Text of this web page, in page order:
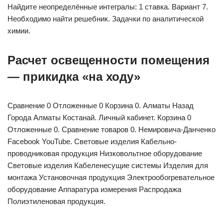
Найдите неопределённые интегралы: 1 ставка. Вариант 7.
Необходимо найти решебник. Задачки по аналитической
химии.
Расчет освещенности помещения
— прикидка «на ходу»
Сравнение 0 Отложенные 0 Корзина 0. Алматы Назад
Города Алматы Костанай. Личный кабинет. Корзина 0
Отложенные 0. Сравнение товаров 0. Немировича-Данченко
Facebook YouTube. Световые изделия Кабельно-
проводниковая продукция Низковольтное оборудование
Световые изделия Кабеленесущие системы Изделия для
монтажа Установочная продукция Электрообогревательное
оборудование Аппаратура измерения Распродажа
Полиэтиленовая продукция.